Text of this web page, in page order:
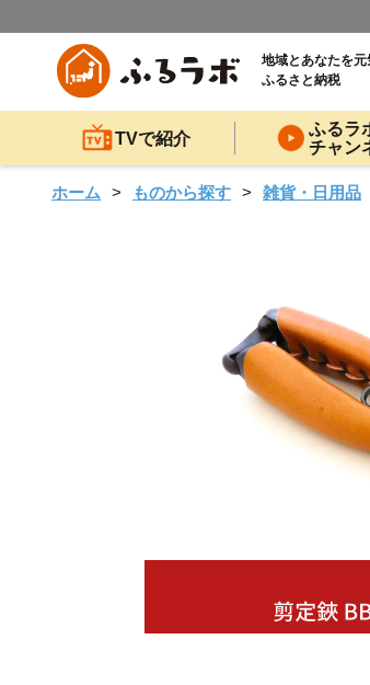
地域とあなたを元
ふるさと納税
TVで紹介
ふるラ
チャン
ホーム ものから探す 雑貨・日用品